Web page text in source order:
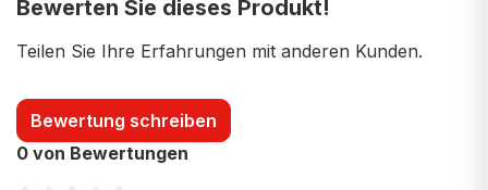
Bewerten Sie dieses Produkt!
Teilen Sie Ihre Erfahrungen mit anderen Kunden.
Bewertung schreiben
0 von Bewertungen